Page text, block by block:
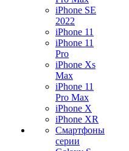
iPhone SE
2022
iPhone 11
iPhone 11
Pro
iPhone Xs
Max
iPhone 11
Pro Max
iPhone X
iPhone XR
Смартфоны
серии